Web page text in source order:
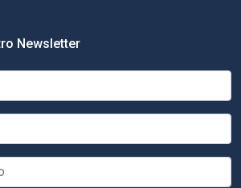
Newsletter